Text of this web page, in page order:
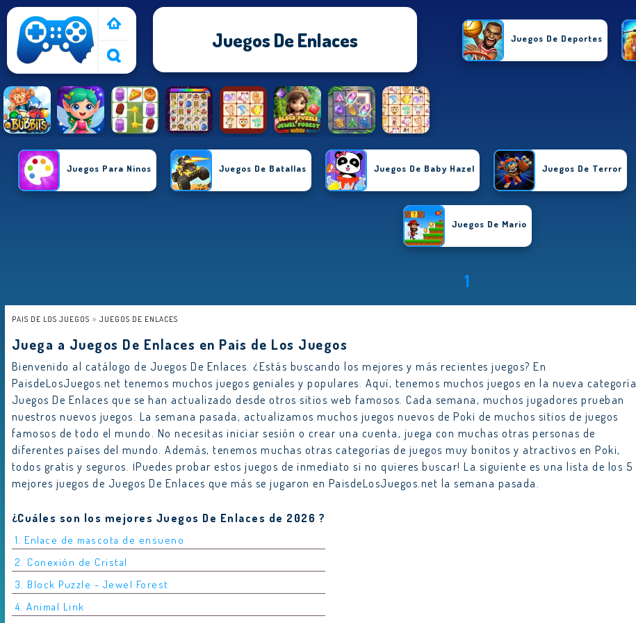
Juegos De Enlaces Juegos De Deportes
Juegos Para Ninos
Juegos De Batallas Juegos De Baby Hazel Juegos De Terror
Juegos De Mario
1
PAIS DE LOS JUEGOS JUEGOS DE ENLACES
Juega a Juegos De Enlaces en Pais de Los Juegos
Bienvenido al catálogo de Juegos De Enlaces. ¿Estás buscando los mejores y más recientes juegos? En
PaisdeLosJuegos.net tenemos muchos juegos geniales y populares. Aquí, tenemos muchos juegos en la nueva categoría
Juegos De Enlaces que se han actualizado desde otros sitios web famosos. Cada semana, muchos jugadores prueban
nuestros nuevos juegos. La semana pasada, actualizamos muchos juegos nuevos de Poki de muchos sitios de juegos
famosos de todo el mundo. No necesitas iniciar sesión o crear una cuenta, juega con muchas otras personas de
diferentes países del mundo. Además, tenemos muchas otras categorías de juegos muy bonitos y atractivos en Poki,
todos gratis y seguros. ¡Puedes probar estos juegos de inmediato si no quieres buscar! La siguiente es una lista de los 5
mejores juegos de Juegos De Enlaces que más se jugaron en PaisdeLosJuegos.net la semana pasada.
¿Cuáles son los mejores Juegos De Enlaces de 2026 ?
1. Enlace de mascota de ensueno
2. Conexión de Cristal
3. Block Puzzle - Jewel Forest
4. Animal Link